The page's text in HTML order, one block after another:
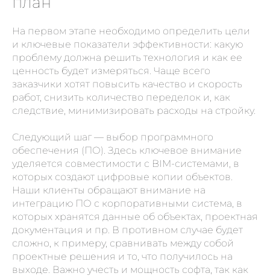
На первом этапе необходимо определить цели
и ключевые показатели эффективности: какую
проблему должна решить технология и как ее
ценность будет измеряться. Чаще всего
заказчики хотят повысить качество и скорость
работ, снизить количество переделок и, как
следствие, минимизировать расходы на стройку.
Следующий шаг — выбор программного
обеспечения (ПО). Здесь ключевое внимание
уделяется совместимости с BIM-системами, в
которых создают цифровые копии объектов.
Наши клиенты обращают внимание на
интеграцию ПО с корпоративными система, в
которых хранятся данные об объектах, проектная
документация и пр. В противном случае будет
сложно, к примеру, сравнивать между собой
проектные решения и то, что получилось на
выходе. Важно учесть и мощность софта, так как